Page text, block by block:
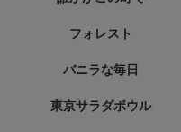
フォレスト
バニラな毎日
東京サラダボウル